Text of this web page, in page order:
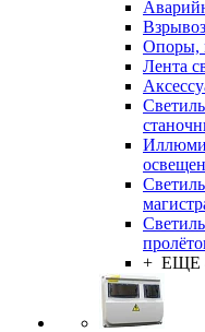
Опоры,
Лента
+ ЕЩЕ